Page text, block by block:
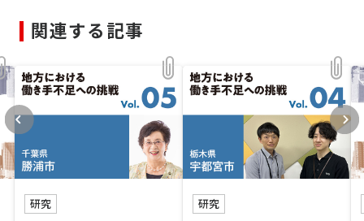
関連する記事
研究 研究